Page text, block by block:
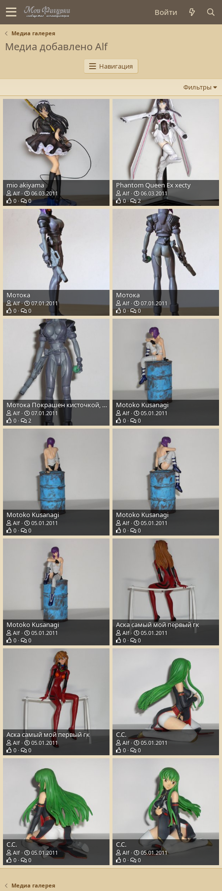
Войти
Медиа галерея
Медиа добавлено Alf
Навигация
Фильтры
mio akiyama
Alf
06.03.2011
0
0
Phantom Queen Ex xecty
Alf
06.03.2011
0
2
Мотока
Alf
07.01.2011
0
0
Мотока
Alf
07.01.2011
0
0
Мотока Покрашен кисточкой, никакого аэрографа.
Alf
07.01.2011
0
2
Motoko Kusanagi
Alf
05.01.2011
0
0
Motoko Kusanagi
Alf
05.01.2011
0
0
Motoko Kusanagi
Alf
05.01.2011
0
0
Motoko Kusanagi
Alf
05.01.2011
0
0
Аска самый мой первый гк
Alf
05.01.2011
0
0
Аска самый мой первый гк
Alf
05.01.2011
0
0
С.С.
Alf
05.01.2011
0
0
С.С.
Alf
05.01.2011
0
0
С.С.
Alf
05.01.2011
0
0
Медиа галерея